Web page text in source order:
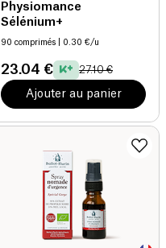
Physiomance
Sélénium+
90 comprimés | 0.30 €/u
23.04 € 27.10 €
Ajouter au panier